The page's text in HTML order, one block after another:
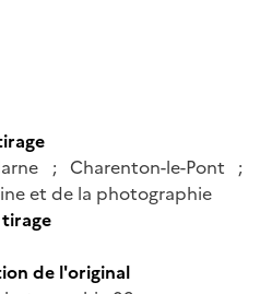
; Charenton-le-Pont ;
et de la photographie
de l'original